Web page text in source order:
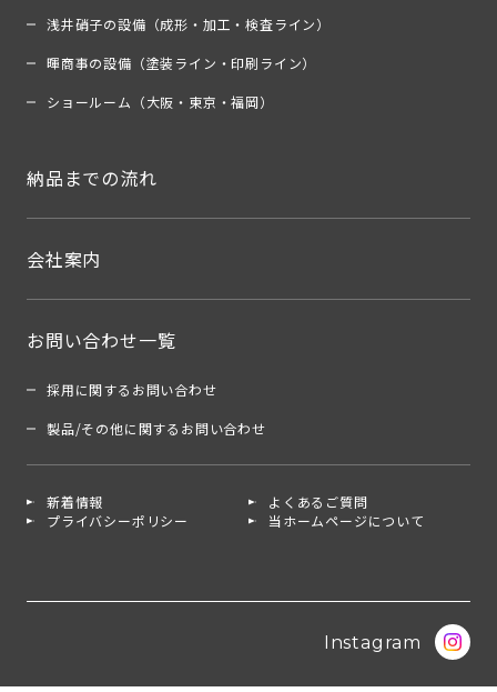
浅井硝子の設備（成形・加工・検査ライン）
暉商事の設備（塗装ライン・印刷ライン）
ショールーム（大阪・東京・福岡）
納品までの流れ
会社案内
お問い合わせ一覧
採用に関するお問い合わせ
製品/その他に関するお問い合わせ
新着情報
よくあるご質問
プライバシーポリシー
当ホームページについて
Instagram